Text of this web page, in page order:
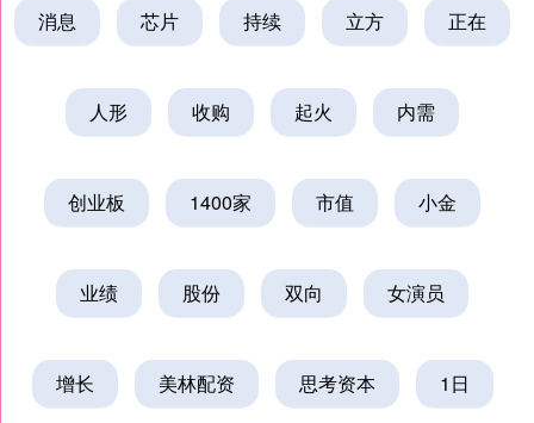
消息 芯片 持续 立方 正在
人形 收购 起火 内需
创业板 1400家 市值 小金
业绩 股份 双向 女演员
增长 美林配资 思考资本 1日